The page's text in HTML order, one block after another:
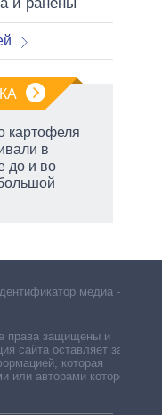
картофеля
в
до и во
медиа –
права защищены и
сайта оставляет за
которая
или авторами которой